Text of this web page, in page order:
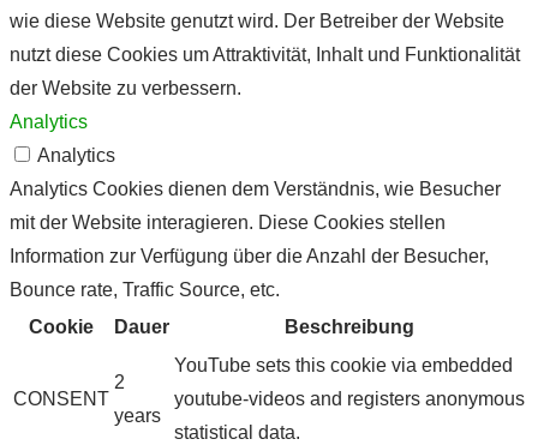
wie diese Website genutzt wird. Der Betreiber der Website
nutzt diese Cookies um Attraktivität, Inhalt und Funktionalität
der Website zu verbessern.
Analytics
Analytics
Analytics Cookies dienen dem Verständnis, wie Besucher
mit der Website interagieren. Diese Cookies stellen
Information zur Verfügung über die Anzahl der Besucher,
Bounce rate, Traffic Source, etc.
Cookie
Dauer Beschreibung
CONSENT
2
years
YouTube sets this cookie via embedded
youtube-videos and registers anonymous
statistical data.